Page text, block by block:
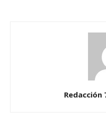
Redacción